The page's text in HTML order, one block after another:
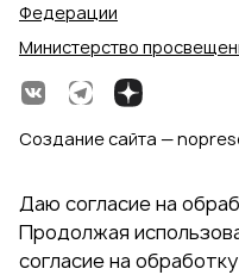
Федерации
Министерство
Создание сайта —
Даю согласие на
Продолжая
согласие на